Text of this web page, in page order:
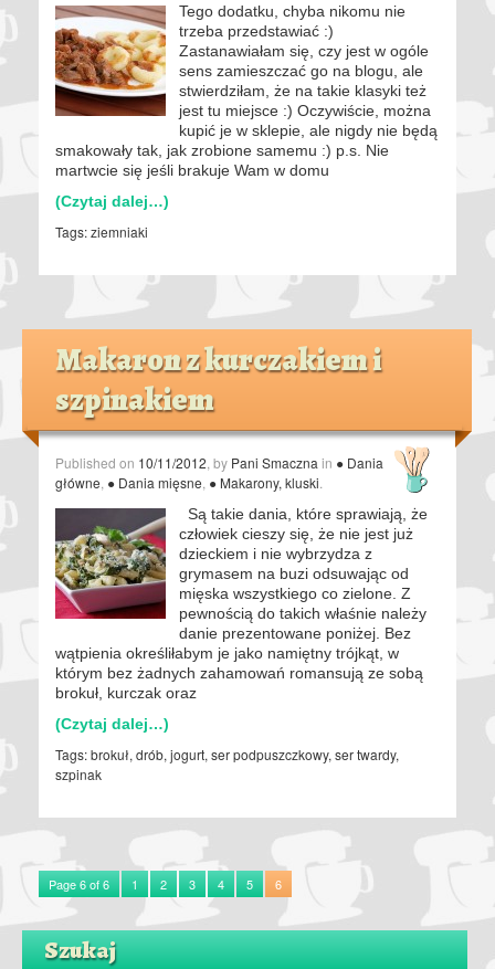
Tego dodatku, chyba nikomu nie
trzeba przedstawiać :)
Zastanawiałam się, czy jest w ogóle
sens zamieszczać go na blogu, ale
stwierdziłam, że na takie klasyki też
jest tu miejsce :) Oczywiście, można
kupić je w sklepie, ale nigdy nie będą
smakowały tak, jak zrobione samemu :) p.s. Nie
martwcie się jeśli brakuje Wam w domu
(Czytaj dalej…)
Tags:ziemniaki
Makaron z kurczakiem i
szpinakiem
Published on 10/11/2012 , by Pani Smaczna in ● Dania
główne ● Dania mięsne ● Makarony, kluski
Są takie dania, które sprawiają, że
człowiek cieszy się, że nie jest już
dzieckiem i nie wybrzydza z
grymasem na buzi odsuwając od
mięska wszystkiego co zielone. Z
pewnością do takich właśnie należy
danie prezentowane poniżej. Bez
wątpienia określiłabym je jako namiętny trójkąt, w
którym bez żadnych zahamowań romansują ze sobą
brokuł, kurczak oraz
(Czytaj dalej…)
Tags:brokuł, drób, jogurt, ser podpuszczkowy, ser twardy,
szpinak
Page 6 of 6 1 2 3 4 5 6
Szukaj